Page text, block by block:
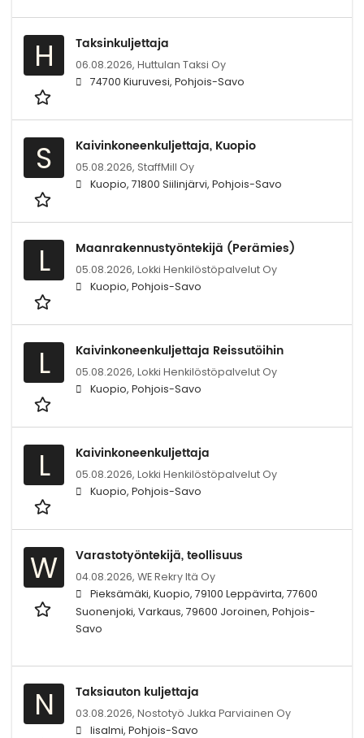
H Taksinkuljettaja
06.08.2026, Huttulan Taksi Oy
74700 Kiuruvesi, Pohjois-Savo
S Kaivinkoneenkuljettaja, Kuopio
05.08.2026, StaffMill Oy
Kuopio, 71800 Siilinjärvi, Pohjois-Savo
L Maanrakennustyöntekijä (Perämies)
05.08.2026, Lokki Henkilöstöpalvelut Oy
Kuopio, Pohjois-Savo
L Kaivinkoneenkuljettaja Reissutöihin
05.08.2026, Lokki Henkilöstöpalvelut Oy
Kuopio, Pohjois-Savo
L Kaivinkoneenkuljettaja
05.08.2026, Lokki Henkilöstöpalvelut Oy
Kuopio, Pohjois-Savo
W Varastotyöntekijä, teollisuus
04.08.2026, WE Rekry Itä Oy
Pieksämäki, Kuopio, 79100 Leppävirta, 77600
Suonenjoki, Varkaus, 79600 Joroinen, Pohjois-
Savo
N Taksiauton kuljettaja
03.08.2026, Nostotyö Jukka Parviainen Oy
Iisalmi, Pohjois-Savo